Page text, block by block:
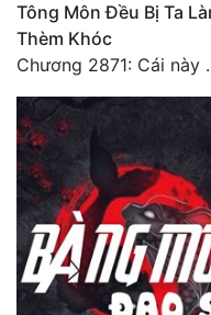
Tông Môn Đều Bị Ta
Thèm Khóc
Chương